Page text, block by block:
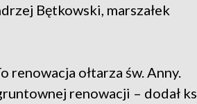
Bętkowski, marszałek
ołtarza św. Anny.
renowacji – dodał ks.